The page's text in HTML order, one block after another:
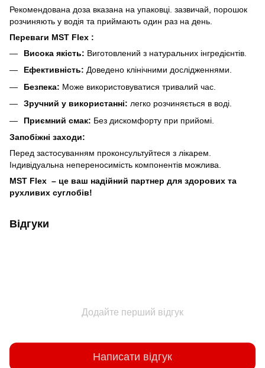
Рекомендована доза вказана на упаковці. зазвичай, порошок
розчиняють у водія та приймають один раз на день.
Переваги MST Flex :
Висока якість: Виготовлений з натуральних інгредієнтів.
Ефективність: Доведено клінічними дослідженнями.
Безпека: Може використовуватися тривалий час.
Зручний у використанні: легко розчиняється в воді.
Приємний смак: Без дискомфорту при прийомі.
Запобіжні заходи:
Перед застосуванням проконсультуйтеся з лікарем.
Індивідуальна непереносимість компонентів можлива.
MST Flex – це ваш надійний партнер для здорових та
рухливих суглобів!
Відгуки
Додайте перший відгук
Написати відгук